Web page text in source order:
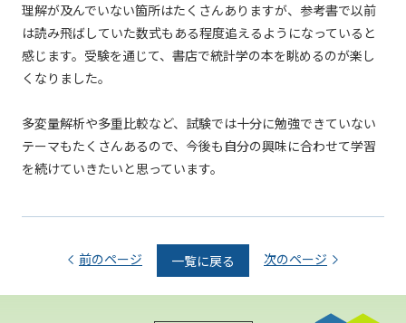
理解が及んでいない箇所はたくさんありますが、参考書で以前
は読み飛ばしていた数式もある程度追えるようになっていると
感じます。受験を通じて、書店で統計学の本を眺めるのが楽し
くなりました。
多変量解析や多重比較など、試験では十分に勉強できていない
テーマもたくさんあるので、今後も自分の興味に合わせて学習
を続けていきたいと思っています。
前のページ 一覧に戻る 次のページ